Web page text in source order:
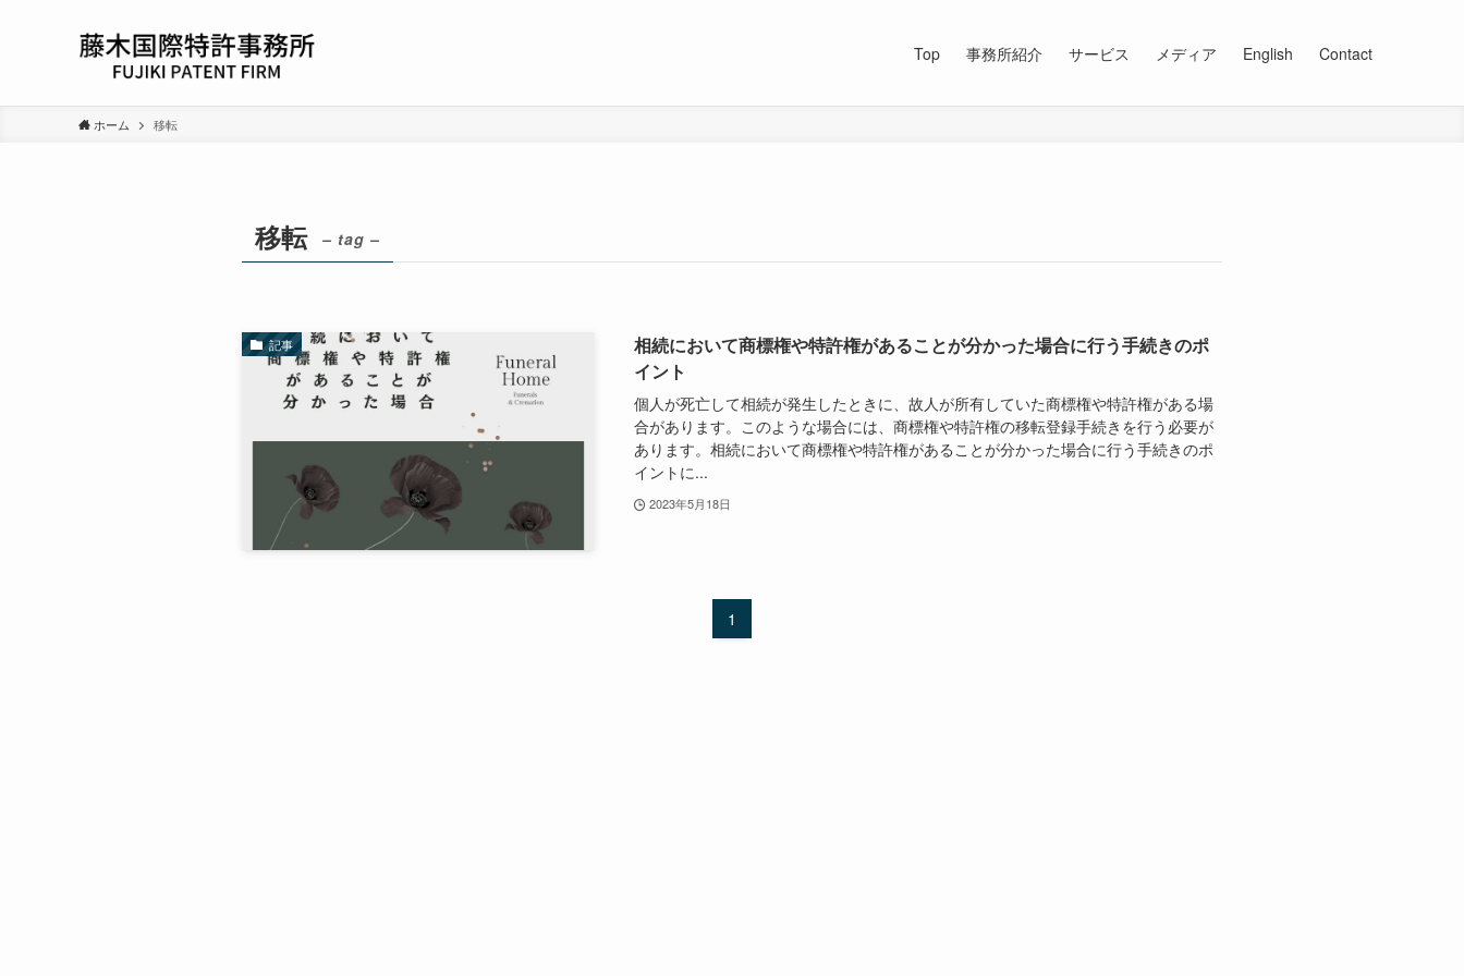
Top 事務所紹介 サービス メディア English Contact
ホーム 移転
移転 – tag –
記事
相続において商標権や特許権があることが分かった場合に行う手続きのポ
イント
個人が死亡して相続が発生したときに、故人が所有していた商標権や特許権がある場
合があります。このような場合には、商標権や特許権の移転登録手続きを行う必要が
あります。相続において商標権や特許権があることが分かった場合に行う手続きのポ
イントに...
2023年5月18日
1